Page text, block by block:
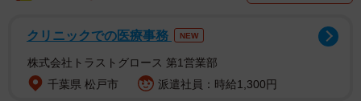
トナー認定プログラム」の認定を受けていると回答した男
女288人に本調査を実施し、結果をまとめました。
クリニックでの医療事務 NEW
株式会社トラストグロース 第1営業部
千葉県 松戸市
派遣社員：時給1,300円